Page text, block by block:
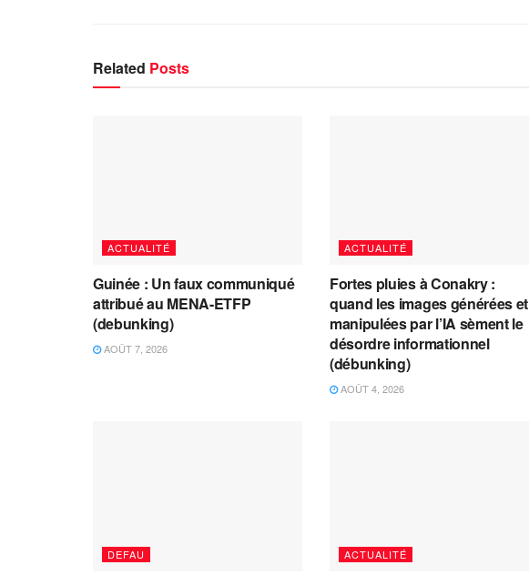
Related Posts
ACTUALITÉ
Guinée : Un faux communiqué
attribué au MENA-ETFP
(debunking)
AOÛT 7, 2026
ACTUALITÉ
Fortes pluies à Conakry :
quand les images générées et
manipulées par l’IA sèment le
désordre informationnel
(débunking)
AOÛT 4, 2026
DEFAU ACTUALITÉ